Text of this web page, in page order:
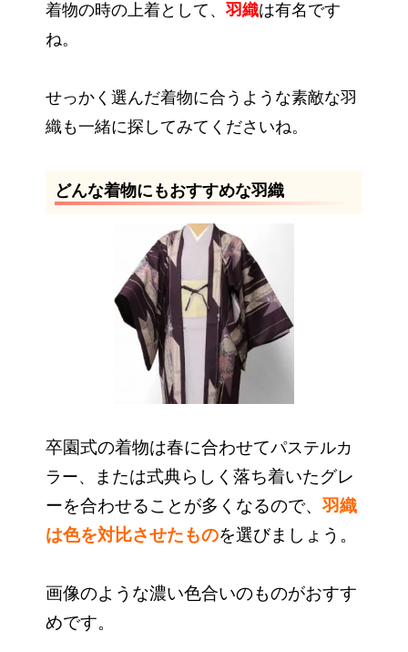
着物の時の上着として、 羽織は有名です
ね。
せっかく選んだ着物に合うような素敵な羽
織も一緒に探してみてくださいね。
どんな着物にもおすすめな羽織
卒園式の着物は春に合わせてパステルカ
ラー、
または式典らしく落ち着いたグレ
ーを合わせることが多くなるので、羽織
は色を対比させたものを選びましょう。
画像のような濃い色合いのものがおすす
めです。